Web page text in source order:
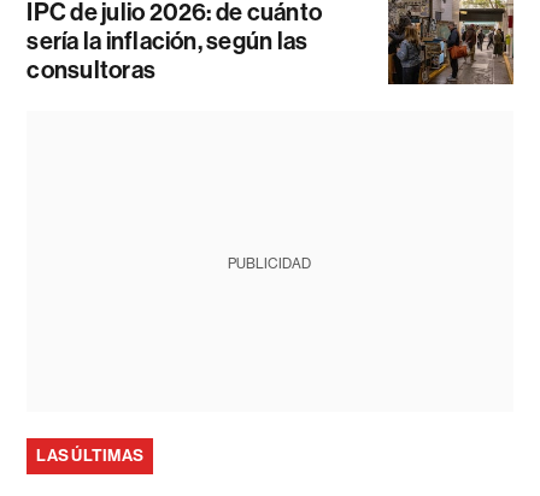
IPC de julio 2026: de cuánto
sería la inflación, según las
consultoras
PUBLICIDAD
LAS ÚLTIMAS